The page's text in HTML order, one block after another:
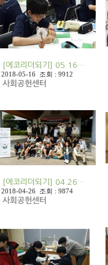
[에코리더되기] 05.16…
2018-05-16 조회 : 9912
사회공헌센터
[에코리더되기] 04.26…
2018-04-26 조회 : 9874
사회공헌센터